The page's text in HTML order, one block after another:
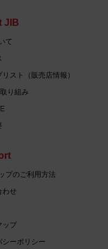
JIB
て
リスト（販売店情報）
り組み
プのご利用方法
わせ
ップ
シーポリシー